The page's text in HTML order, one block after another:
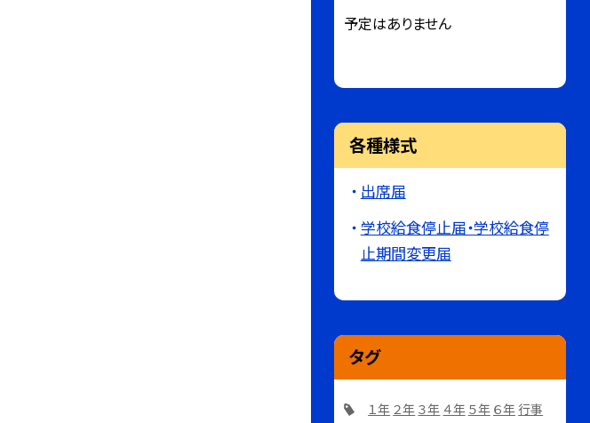
予定はありません
各種様式
出席届
学校給食停止届・学校給食停
止期間変更届
タグ
１年 ２年 ３年 ４年 ５年 ６年 行事